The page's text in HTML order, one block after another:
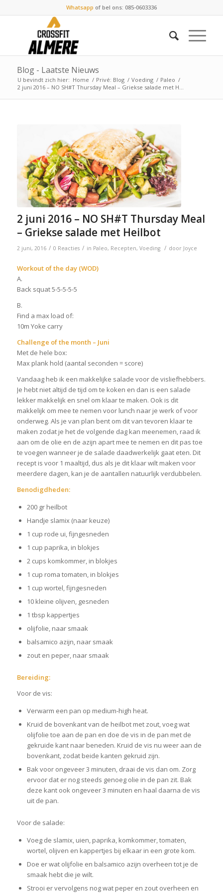
Whatsapp of bel ons: 085-0603336
Blog - Laatste Nieuws
U bevindt zich hier: Home / Privé: Blog / Voeding / Paleo /
2 juni 2016 – NO SH#T Thursday Meal – Griekse salade met H...
2 juni 2016 – NO SH#T Thursday Meal
– Griekse salade met Heilbot
2 juni, 2016 / 0 Reacties / in Paleo, Recepten, Voeding / door Joyce
Workout of the day (WOD)
A.
Back squat 5-5-5-5-5
B.
Find a max load of:
10m Yoke carry
Challenge of the month – Juni
Met de hele box:
Max plank hold (aantal seconden = score)
Vandaag heb ik een makkelijke salade voor de visliefhebbers.
Je hebt niet altijd de tijd om te koken en dan is een salade
lekker makkelijk en snel om klaar te maken. Ook is dit
makkelijk om mee te nemen voor lunch naar je werk of voor
onderweg. Als je van plan bent om dit van tevoren klaar te
maken zodat je het de volgende dag kan meenemen, raad ik
aan om de olie en de azijn apart mee te nemen en dit pas toe
te voegen wanneer je de salade daadwerkelijk gaat eten. Dit
recept is voor 1 maaltijd, dus als je dit klaar wilt maken voor
meerdere dagen, kan je de aantallen natuurlijk verdubbelen.
Benodigdheden:
200 gr heilbot
Handje slamix (naar keuze)
1 cup rode ui, fijngesneden
1 cup paprika, in blokjes
2 cups komkommer, in blokjes
1 cup roma tomaten, in blokjes
1 cup wortel, fijngesneden
10 kleine olijven, gesneden
1 tbsp kappertjes
olijfolie, naar smaak
balsamico azijn, naar smaak
zout en peper, naar smaak
Bereiding:
Voor de vis:
Verwarm een pan op medium-high heat.
Kruid de bovenkant van de heilbot met zout, voeg wat
olijfolie toe aan de pan en doe de vis in de pan met de
gekruide kant naar beneden. Kruid de vis nu weer aan de
bovenkant, zodat beide kanten gekruid zijn.
Bak voor ongeveer 3 minuten, draai de vis dan om. Zorg
ervoor dat er nog steeds genoeg olie in de pan zit. Bak
deze kant ook ongeveer 3 minuten en haal daarna de vis
uit de pan.
Voor de salade:
Voeg de slamix, uien, paprika, komkommer, tomaten,
wortel, olijven en kappertjes bij elkaar in een grote kom.
Doe er wat olijfolie en balsamico azijn overheen tot je de
smaak hebt die je wilt.
Strooi er vervolgens nog wat peper en zout overheen en